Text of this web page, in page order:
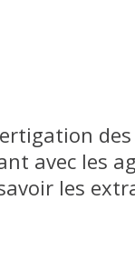
avec les
les